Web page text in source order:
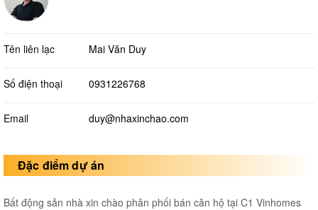
Tên liên lạc Mai Văn Duy
Số điện thoại 0931226768
Email duy@nhaxinchao.com
Đặc điểm dự án
Bất động sản nhà xin chào phân phối bán căn hộ tại C1 Vinhomes